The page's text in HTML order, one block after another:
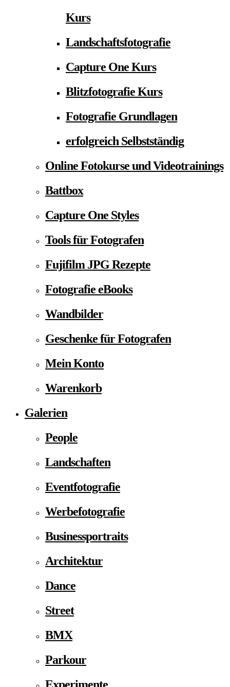
Kurs
Landschaftsfotografie
Capture One Kurs
Blitzfotografie Kurs
Fotografie Grundlagen
erfolgreich Selbstständig
Online Fotokurse und Videotrainings
Battbox
Capture One Styles
Tools für Fotografen
Fujifilm JPG Rezepte
Fotografie eBooks
Wandbilder
Geschenke für Fotografen
Mein Konto
Warenkorb
Galerien
People
Landschaften
Eventfotografie
Werbefotografie
Businessportraits
Architektur
Dance
Street
BMX
Parkour